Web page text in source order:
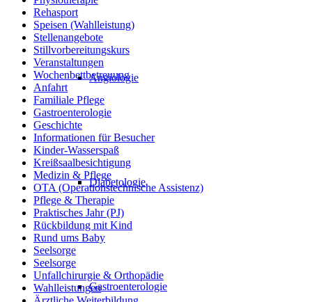
Angiologie
Diabetologie
Gastroenterologie
Rehasport
Speisen (Wahlleistung)
Stellenangebote
Stillvorbereitungskurs
Veranstaltungen
Wochenbettbetreuung
Anfahrt
Familiale Pflege
Gastroenterologie
Geschichte
Informationen für Besucher
Kinder-Wasserspaß
Kreißsaalbesichtigung
Medizin & Pflege
OTA (Operationstechnische Assistenz)
Pflege & Therapie
Praktisches Jahr (PJ)
Rückbildung mit Kind
Rund ums Baby
Seelsorge
Seelsorge
Unfallchirurgie & Orthopädie
Wahlleistungen